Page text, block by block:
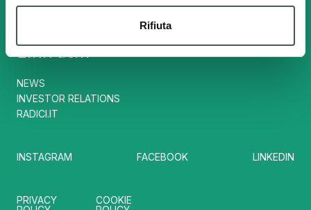
Rifiuta
Link utili
NEWS
INVESTOR RELATIONS
RADICI.IT
INSTAGRAM FACEBOOK LINKEDIN
PRIVACY
COOKIE